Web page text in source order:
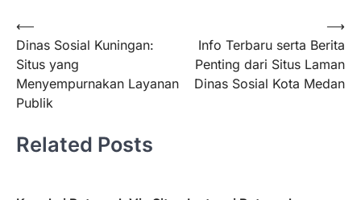
Post
navigation
⟵
Dinas Sosial Kuningan:
Situs yang
Menyempurnakan Layanan
Publik
Info Terbaru serta Berita
Penting dari Situs Laman
Dinas Sosial Kota Medan
⟶
Related Posts